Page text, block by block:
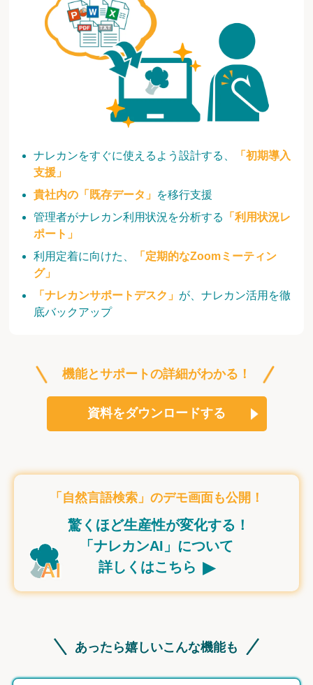
ナレカンをすぐに使えるよう設計する、
「初期導入
支援」
貴社内の「既存データ」 を移行支援
管理者がナレカン利用状況を分析する
「利用状況レ
ポート」
利用定着に向けた、
「定期的なZoomミーティン
グ」
「ナレカンサポートデスク」 が、ナレカン活用を徹
底バックアップ
機能とサポートの詳細がわかる！
資料をダウンロードする
「自然言語検索」のデモ画面も公開！
驚くほど生産性が変化する！
「ナレカンAI」について
詳しくはこちら ▸
あったら嬉しいこんな機能も